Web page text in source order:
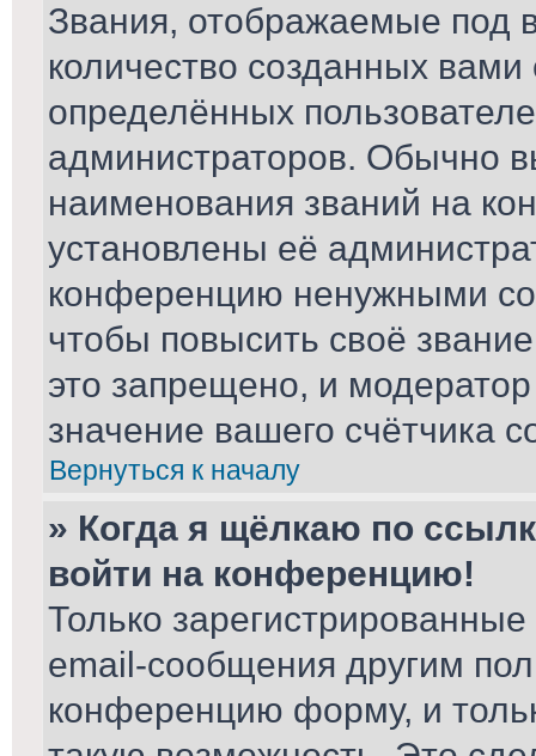
Звания, отображаемые
количество созданных
определённых
администраторов. Обычно
наименования званий на
установлены её
конференцию ненужными
чтобы повысить своё
это запрещено, и
значение вашего счётчика
Вернуться к началу
» Когда я щёлкаю по
войти на конференцию!
Только
email-сообщения другим
конференцию форму, и